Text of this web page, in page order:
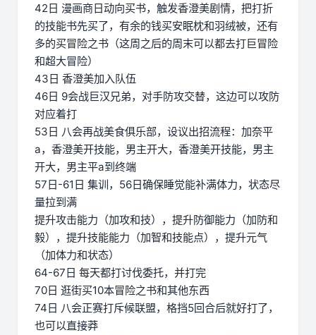
42日 漫画商日动向买书，触发香澄美剧情，把打折
的技能书先买了，有余的钱买安眠枕和羽绒被，还有
多的买冒险之书（这周之后的周末可以都去打巨冒险
和超大冒险）
43日 香澄美加入队伍
46日 9会战巨汉兄弟，对手防攻交替，这边可以攻防
对应着打
53日 八会再战美食俱乐部，设议出招流程：加奈平
a，香澄美开技能，男主开大，香澄美开技能，男主
开大，男主平a到终端
57日-61日 集训，56日确保睡觉能补满体力，状态尽
量拉到满
提升攻击能力（加攻和技），提升防御能力（加防和
毅），提升技能能力（加智和技能点），提升元气
（加体力和状态）
64-67日 每天都打讨伐委托，并打完
70日 逛街买10本冒险之书和其他东西
74日 八会正赛打斥候联盟，格挡5回合后就好打了，
也可以直接莽